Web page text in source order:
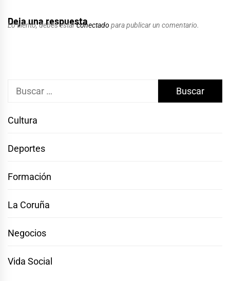
Deja una respuesta
Lo siento, debes estarconectado para publicar un comentario.
Buscar:
Cultura
Deportes
Formación
La Coruña
Negocios
Vida Social